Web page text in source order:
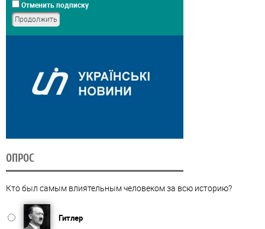
Отменить подписку
ОПРОС
Кто был самым влиятельным человеком за всю историю?
Гитлер